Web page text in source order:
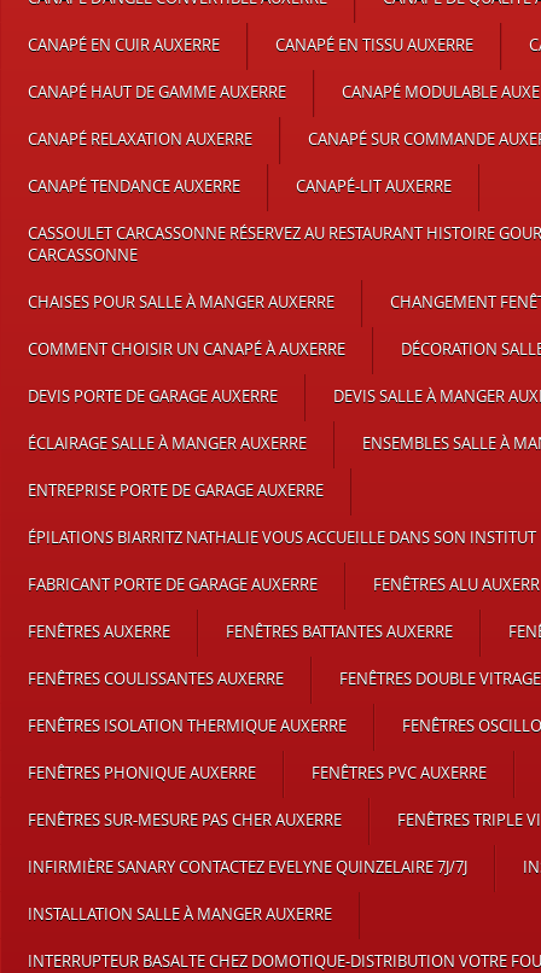
CANAPÉ EN CUIR AUXERRE CANAPÉ EN TISSU AUXERRE
CANAPÉ HAUT DE GAMME AUXERRE CANAPÉ MODULABLE
CANAPÉ RELAXATION AUXERRE CANAPÉ SUR COMMANDE
CANAPÉ TENDANCE AUXERRE CANAPÉ-LIT AUXERRE
CASSOULET CARCASSONNE RÉSERVEZ AU RESTAURANT HISTOIRE
CARCASSONNE
CHAISES POUR SALLE À MANGER AUXERRE CHANGEMENT
COMMENT CHOISIR UN CANAPÉ À AUXERRE DÉCORATION
DEVIS PORTE DE GARAGE AUXERRE DEVIS SALLE À MANGER
ÉCLAIRAGE SALLE À MANGER AUXERRE ENSEMBLES SALLE À
ENTREPRISE PORTE DE GARAGE AUXERRE
ÉPILATIONS BIARRITZ NATHALIE VOUS ACCUEILLE DANS SON INSTITUT
FABRICANT PORTE DE GARAGE AUXERRE FENÊTRES ALU
FENÊTRES AUXERRE FENÊTRES BATTANTES AUXERRE
FENÊTRES COULISSANTES AUXERRE FENÊTRES DOUBLE
FENÊTRES ISOLATION THERMIQUE AUXERRE FENÊTRES
FENÊTRES PHONIQUE AUXERRE FENÊTRES PVC AUXERRE
FENÊTRES SUR-MESURE PAS CHER AUXERRE FENÊTRES TRIPLE
INFIRMIÈRE SANARY CONTACTEZ EVELYNE QUINZELAIRE 7J/7J
INSTALLATION SALLE À MANGER AUXERRE
INTERRUPTEUR BASALTE CHEZ DOMOTIQUE-DISTRIBUTION VOTRE